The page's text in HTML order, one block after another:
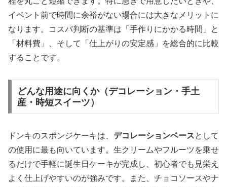
イベント前で時間に余裕がない場合には大きなメリットに
なります。コスパ判断の基準は「手作りにかかる時間」と
「材料費」、そして「仕上がりの安定感」を総合的に比較
することです。
どんな用途に向くか（デコレーション・手土
産・時短スイーツ）
ドンキのスポンジケーキは、 デコレーションベースとして
の使用に最も向いています。生クリームやフルーツを乗せ
るだけで手軽に誕生日ケーキが完成し、初心者でも見栄え
よく仕上げやすいのが強みです。また、チョコソースやナ